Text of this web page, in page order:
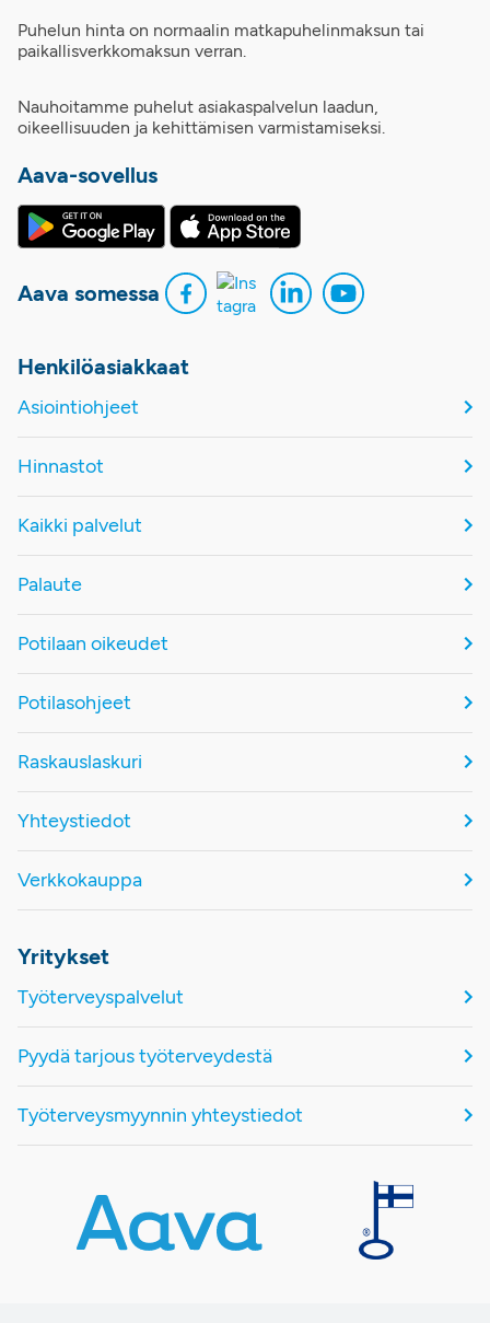
Puhelun hinta on normaalin matkapuhelinmaksun tai
paikallisverkkomaksun verran.
Nauhoitamme puhelut asiakaspalvelun laadun,
oikeellisuuden ja kehittämisen varmistamiseksi.
Aava-sovellus
Aava somessa
Henkilöasiakkaat
Asiointiohjeet
Hinnastot
Kaikki palvelut
Palaute
Potilaan oikeudet
Potilasohjeet
Raskauslaskuri
Yhteystiedot
Verkkokauppa
Yritykset
Työterveyspalvelut
Pyydä tarjous työterveydestä
Työterveysmyynnin yhteystiedot